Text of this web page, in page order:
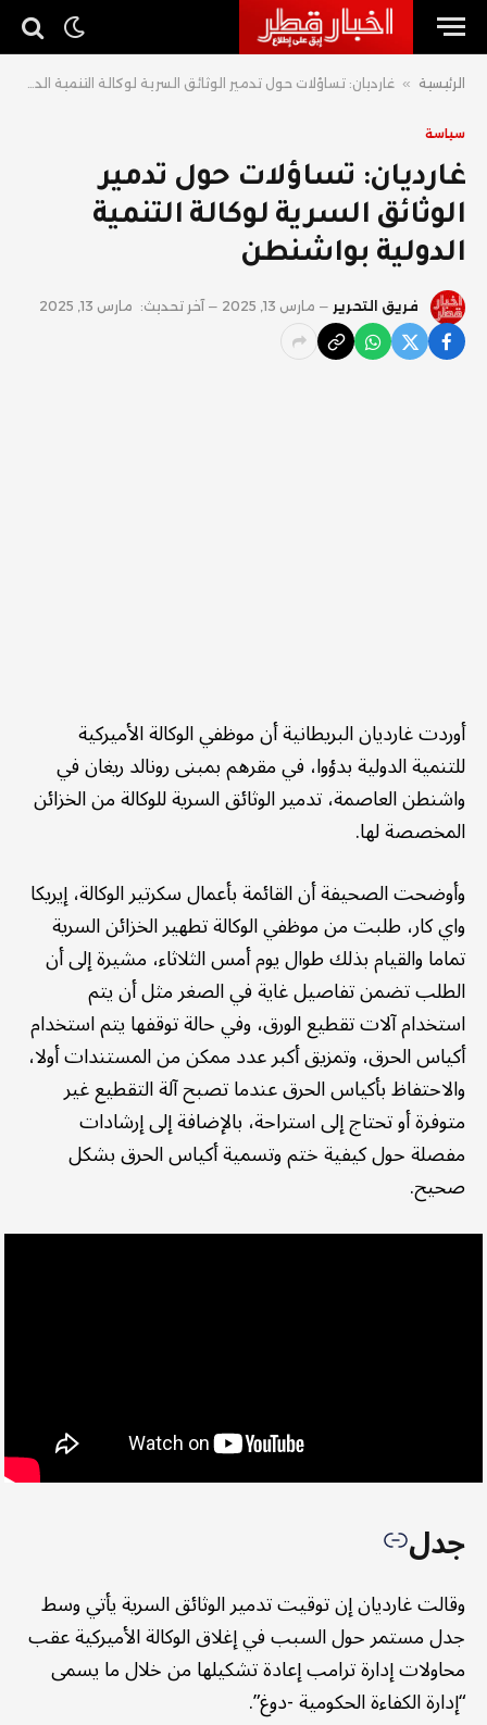
الرئيسية » غارديان: تساؤلات حول تدمير الوثائق السرية لوكالة التنمية الدولية بواشنطن
سياسة
غارديان: تساؤلات حول تدمير
الوثائق السرية لوكالة التنمية
الدولية بواشنطن
فريق التحرير مارس 13, 2025 آخر تحديث: مارس 13, 2025
أوردت غارديان البريطانية أن موظفي الوكالة الأميركية
للتنمية الدولية بدؤوا، في مقرهم بمبنى رونالد ريغان في
واشنطن العاصمة، تدمير الوثائق السرية للوكالة من الخزائن
المخصصة لها.
وأوضحت الصحيفة أن القائمة بأعمال سكرتير الوكالة، إيريكا
واي كار، طلبت من موظفي الوكالة تطهير الخزائن السرية
تماما والقيام بذلك طوال يوم أمس الثلاثاء، مشيرة إلى أن
الطلب تضمن تفاصيل غاية في الصغر مثل أن يتم
استخدام آلات تقطيع الورق، وفي حالة توقفها يتم استخدام
أكياس الحرق، وتمزيق أكبر عدد ممكن من المستندات أولا،
والاحتفاظ بأكياس الحرق عندما تصبح آلة التقطيع غير
متوفرة أو تحتاج إلى استراحة، بالإضافة إلى إرشادات
مفصلة حول كيفية ختم وتسمية أكياس الحرق بشكل
صحيح.
جدل
وقالت غارديان إن توقيت تدمير الوثائق السرية يأتي وسط
جدل مستمر حول السبب في إغلاق الوكالة الأميركية عقب
محاولات إدارة ترامب إعادة تشكيلها من خلال ما يسمى
“إدارة الكفاءة الحكومية -دوغ”.